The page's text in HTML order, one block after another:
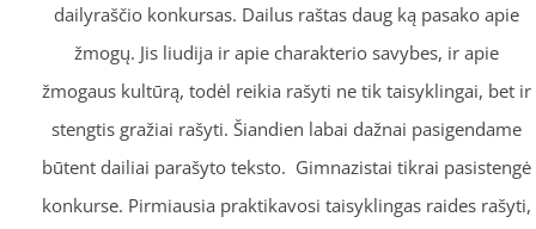
dailyraščio konkursas. Dailus raštas daug ką pasako apie
žmogų. Jis liudija ir apie charakterio savybes, ir apie
žmogaus kultūrą, todėl reikia rašyti ne tik taisyklingai, bet ir
stengtis gražiai rašyti. Šiandien labai dažnai pasigendame
būtent dailiai parašyto teksto. Gimnazistai tikrai pasistengė
konkurse. Pirmiausia praktikavosi taisyklingas raides rašyti,